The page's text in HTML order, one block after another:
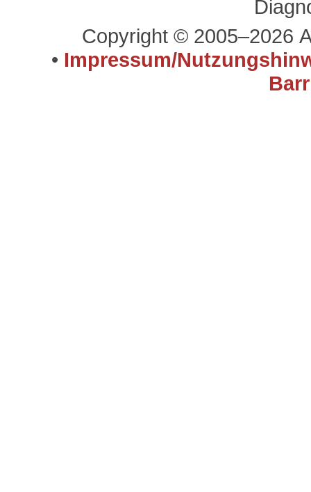
Copyright © 2005–2026
• Impressum/